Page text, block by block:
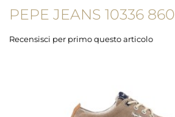
PEPE JEANS 10336 860
Recensisci per primo questo articolo